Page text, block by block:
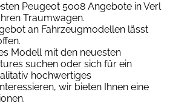
Peugeot 5008 Angebote in Verl
Traumwagen.
an Fahrzeugmodellen lässt
Modell mit den neuesten
suchen oder sich für ein
hochwertiges
wir bieten Ihnen eine